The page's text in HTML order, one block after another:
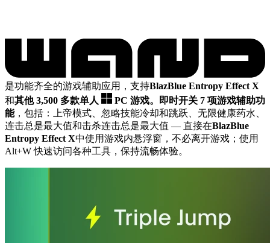
是功能齐全的游戏辅助应用，支持BlazBlue Entropy Effect X
和其他 3,500 多款单人 PC 游戏。
即时开关 7 项游戏辅助功
能，包括：上帝模式、忽略技能冷却和跳跃、无限健康药水、
连击总是最大值和击杀连击总是最大值 — 直接在BlazBlue
Entropy Effect X中使用游戏内悬浮窗，不必离开游戏；使用
Alt+W 快速访问各种工具，保持流畅体验。